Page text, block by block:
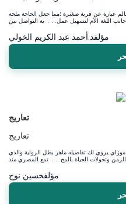
عبارة عن قرية صغيرة ؛مما جعل الحاجة ملحة
مؤلفد.أحمد عبد الكريم الخولي
تعاريج
تعاريج
يروي لك تفاصيله ماهر بطل الرواية والذي
مؤلفحسين نوح